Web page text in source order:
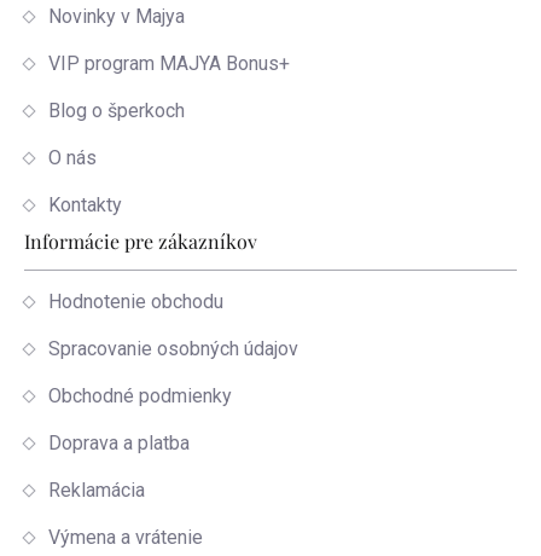
Novinky v Majya
VIP program MAJYA Bonus+
Blog o šperkoch
O nás
Kontakty
Informácie pre zákazníkov
Hodnotenie obchodu
Spracovanie osobných údajov
Obchodné podmienky
Doprava a platba
Reklamácia
Výmena a vrátenie